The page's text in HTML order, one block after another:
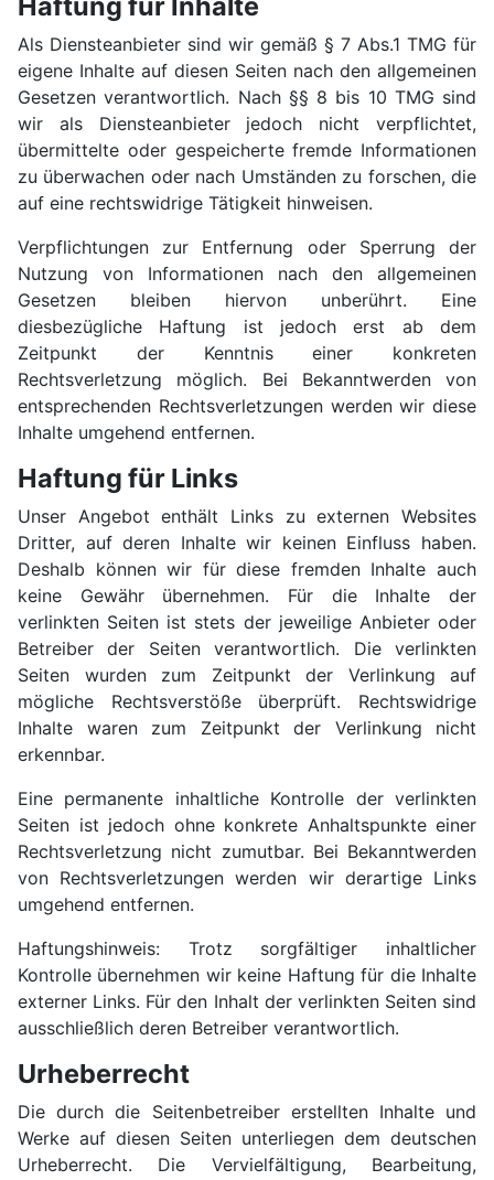
Als Diensteanbieter sind wir gemäß § 7 Abs.1 TMG für
eigene Inhalte auf diesen Seiten nach den allgemeinen
Gesetzen verantwortlich. Nach §§ 8 bis 10 TMG sind
wir als Diensteanbieter jedoch nicht verpflichtet,
übermittelte oder gespeicherte fremde Informationen
zu überwachen oder nach Umständen zu forschen, die
auf eine rechtswidrige Tätigkeit hinweisen.
Verpflichtungen zur Entfernung oder Sperrung der
Nutzung von Informationen nach den allgemeinen
Gesetzen bleiben hiervon unberührt. Eine
diesbezügliche Haftung ist jedoch erst ab dem
Zeitpunkt der Kenntnis einer konkreten
Rechtsverletzung möglich. Bei Bekanntwerden von
entsprechenden Rechtsverletzungen werden wir diese
Inhalte umgehend entfernen.
Haftung für Links
Unser Angebot enthält Links zu externen Websites
Dritter, auf deren Inhalte wir keinen Einfluss haben.
Deshalb können wir für diese fremden Inhalte auch
keine Gewähr übernehmen. Für die Inhalte der
verlinkten Seiten ist stets der jeweilige Anbieter oder
Betreiber der Seiten verantwortlich. Die verlinkten
Seiten wurden zum Zeitpunkt der Verlinkung auf
mögliche Rechtsverstöße überprüft. Rechtswidrige
Inhalte waren zum Zeitpunkt der Verlinkung nicht
erkennbar.
Eine permanente inhaltliche Kontrolle der verlinkten
Seiten ist jedoch ohne konkrete Anhaltspunkte einer
Rechtsverletzung nicht zumutbar. Bei Bekanntwerden
von Rechtsverletzungen werden wir derartige Links
umgehend entfernen.
Haftungshinweis: Trotz sorgfältiger inhaltlicher
Kontrolle übernehmen wir keine Haftung für die Inhalte
externer Links. Für den Inhalt der verlinkten Seiten sind
ausschließlich deren Betreiber verantwortlich.
Urheberrecht
Die durch die Seitenbetreiber erstellten Inhalte und
Werke auf diesen Seiten unterliegen dem deutschen
Urheberrecht. Die Vervielfältigung, Bearbeitung,